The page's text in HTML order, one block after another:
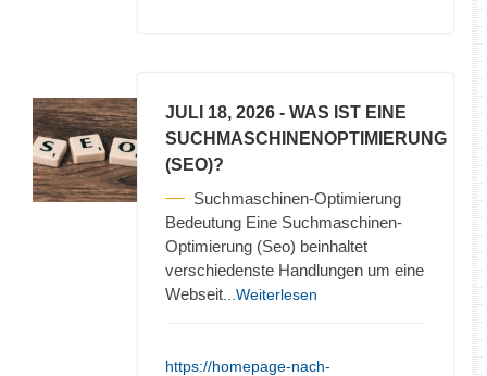
JULI 18, 2026 - WAS IST EINE
SUCHMASCHINENOPTIMIERUNG
(SEO)?
Suchmaschinen-Optimierung
Bedeutung Eine Suchmaschinen-
Optimierung (Seo) beinhaltet
verschiedenste Handlungen um eine
Webseit ...Weiterlesen
https://homepage-nach-